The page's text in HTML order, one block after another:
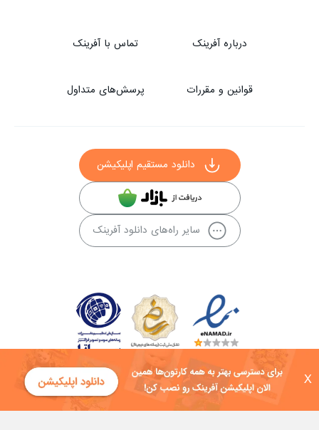
X
درباره آفرینک تماس با آفرینک
قوانین و مقررات پرسش‌های متداول
دانلود مستقیم اپلیکیشن
سایر راه‌های دانلود آفرینک
کلیه حقوق این سایت به شرکت توسعه فناوی هفت آسمان توکان تعلق دارد و